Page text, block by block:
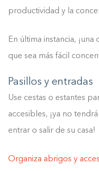
productividad y la
En última instancia,
que sea más fácil
Pasillos y entradas
Use cestas o estantes
accesibles, ¡ya no
entrar o salir de su casa!
Organiza abrigos y